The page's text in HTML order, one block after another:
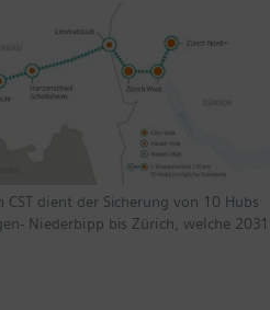
dient der Sicherung von 10 Hubs
Niederbipp bis Zürich, welche 2031